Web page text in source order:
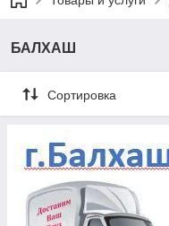
БАЛХАШ
Сортировка